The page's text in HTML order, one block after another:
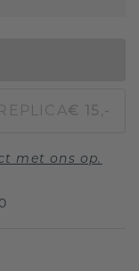
€ 15,-
met ons op.